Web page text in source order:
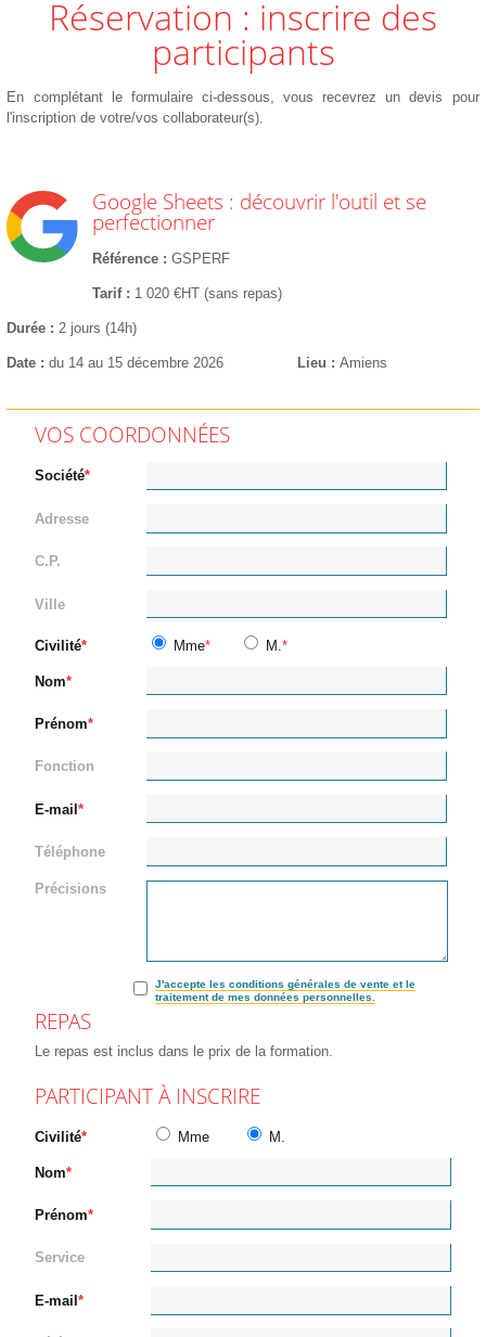
Réservation : inscrire des
participants
En complétant le formulaire ci-dessous, vous recevrez un devis pour
l'inscription de votre/vos collaborateur(s).
Google Sheets : découvrir l'outil et se
perfectionner
Référence GSPERF
Tarif 1 020 €HT (sans repas)
Durée 2 jours (14h)
Date du 14 au 15 décembre 2026 Lieu Amiens
VOS COORDONNÉES
Société
Adresse
C.P.
Ville
Civilité Mme M.
Nom
Prénom
Fonction
E-mail
Téléphone
Précisions
J'accepte les conditions générales de vente et le
traitement de mes données personnelles.
REPAS
Le repas est inclus dans le prix de la formation.
PARTICIPANT À INSCRIRE
Civilité Mme M.
Nom
Prénom
Service
E-mail